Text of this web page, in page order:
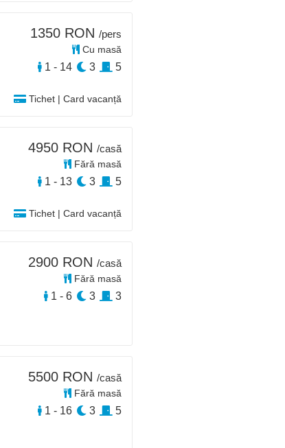
Tichet | Card vacanță
1350 RON /pers
Cu masă
1 - 14 3 5
Tichet | Card vacanță
4950 RON /casă
Fără masă
1 - 13 3 5
2900 RON /casă
Fără masă
1 - 6 3 3
5500 RON /casă
Fără masă
1 - 16 3 5